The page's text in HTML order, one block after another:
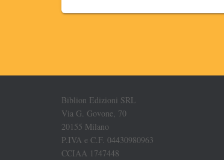
Biblion Edizioni SRL
Via G. Govone, 70
20155 Milano
P.IVA e C.F. 04430980963
CCIAA 1747448